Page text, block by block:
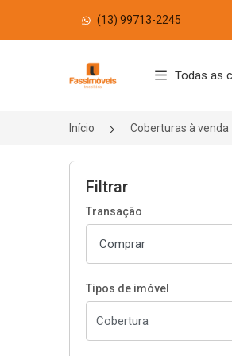
(13) 99713-2245
Página inicial
Todas as
Início Coberturas à venda
Filtrar
Transação
Tipos de imóvel